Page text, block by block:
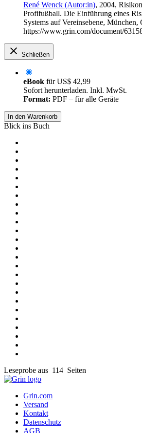
René Wenck (Autor:in), 2004,
Profifußball. Die Einführung eines
Systems auf Vereinsebene,
https://www.grin.com/document/
Schließen
eBook fürUS$ 42,99
Sofort herunterladen. Inkl. MwSt.
Format: PDF – für alle Geräte
In den Warenkorb
Blick ins Buch
Leseprobe aus 114 Seiten
Grin.com
Versand
Kontakt
Datenschutz
AGB